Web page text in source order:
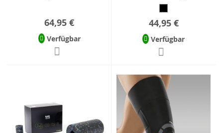
64,95 €
Verfügbar
44,95 €
Verfügbar